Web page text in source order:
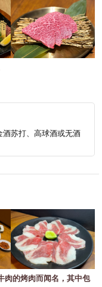
苏打、高球酒或无酒
肉的烤肉而闻名，其中包